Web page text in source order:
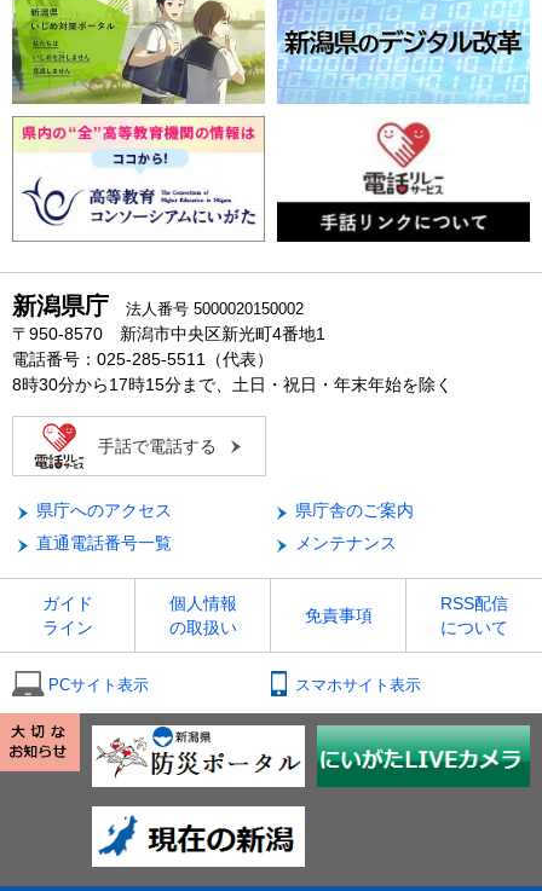
新潟県庁 法人番号 5000020150002
〒950-8570 新潟市中央区新光町4番地1
電話番号：025-285-5511（代表）
8時30分から17時15分まで、土日・祝日・年末年始を除く
手話で電話する
県庁へのアクセス
県庁舎のご案内
直通電話番号一覧
メンテナンス
ガイド
ライン
個人情報
の取扱い
免責事項
RSS配信
について
PCサイト表示 スマホサイト表示